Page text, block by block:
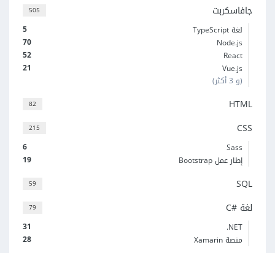
505 جافاسكربت
5
لغة TypeScript
70
Node.js
52
React
21
Vue.js
(و 3 أكثر)
82 HTML
215 CSS
6
Sass
19
إطار عمل Bootstrap
59 SQL
79 لغة C#‎
31
‎.NET
28
منصة Xamarin